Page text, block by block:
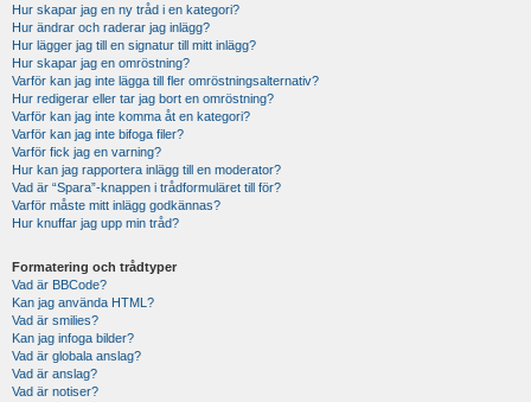
Hur skapar jag en ny tråd i en kategori?
Hur ändrar och raderar jag inlägg?
Hur lägger jag till en signatur till mitt inlägg?
Hur skapar jag en omröstning?
Varför kan jag inte lägga till fler omröstningsalternativ?
Hur redigerar eller tar jag bort en omröstning?
Varför kan jag inte komma åt en kategori?
Varför kan jag inte bifoga filer?
Varför fick jag en varning?
Hur kan jag rapportera inlägg till en moderator?
Vad är “Spara”-knappen i trådformuläret till för?
Varför måste mitt inlägg godkännas?
Hur knuffar jag upp min tråd?
Formatering och trådtyper
Vad är BBCode?
Kan jag använda HTML?
Vad är smilies?
Kan jag infoga bilder?
Vad är globala anslag?
Vad är anslag?
Vad är notiser?